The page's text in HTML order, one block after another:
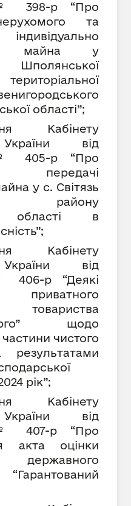
398-р “Про
та
майна у
області”;
Кабінету
України від
405-р “Про
передачі
у с. Світязь
району
області в
Кабінету
України від
406-р “Деякі
товариства
щодо
чистого
результатами
рік”;
Кабінету
України від
407-р “Про
акта оцінки
“Гарантований